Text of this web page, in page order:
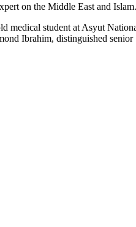
on the Middle East and Islam.
medical student at Asyut
Ibrahim, distinguished